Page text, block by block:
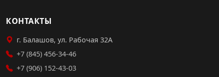
КОНТАКТЫ
г. Балашов, ул. Рабочая 32А
+7 (845) 456-34-46
+7 (906) 152-43-03